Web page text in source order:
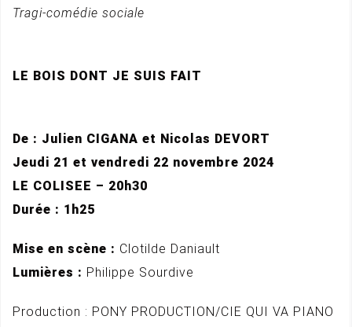
Tragi-comédie sociale
LE BOIS DONT JE SUIS FAIT
De : Julien CIGANA et Nicolas DEVORT
Jeudi 21 et vendredi 22 novembre 2024
LE COLISEE – 20h30
Durée : 1h25
Mise en scène : Clotilde Daniault
Lumières : Philippe Sourdive
Production : PONY PRODUCTION/CIE QUI VA PIANO